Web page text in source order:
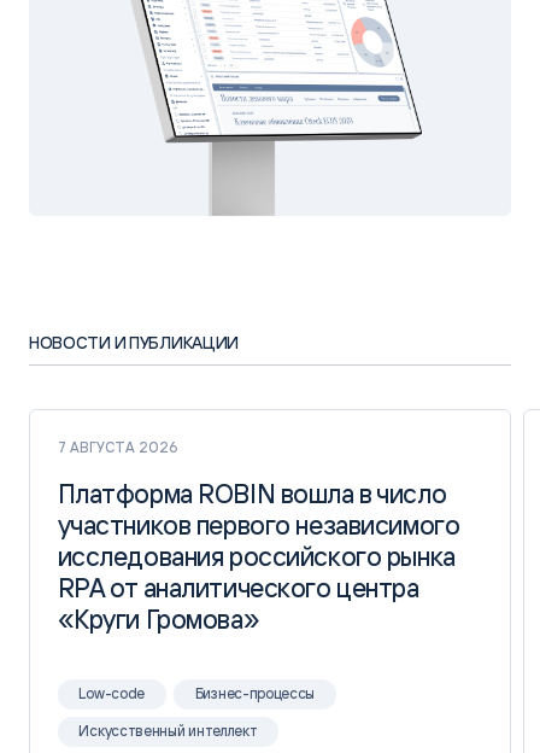
НОВОСТИ И ПУБЛИКАЦИИ
7 АВГУСТА 2026
Платформа ROBIN вошла в число
участников первого независимого
исследования российского рынка
RPA от аналитического центра
«Круги Громова»
Платформа ROBIN вошла в число
участников первого независимого
исследования российского рынка
RPA от аналитического центра
«Круги Громова»
Low-code Бизнес-процессы
Искусственный интеллект